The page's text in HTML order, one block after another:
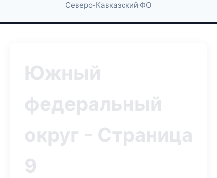
Северо-Кавказский ФО
Южный
федеральный
округ - Страница
9